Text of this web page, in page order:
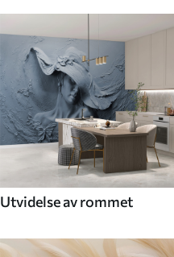
Utvidelse av rommet